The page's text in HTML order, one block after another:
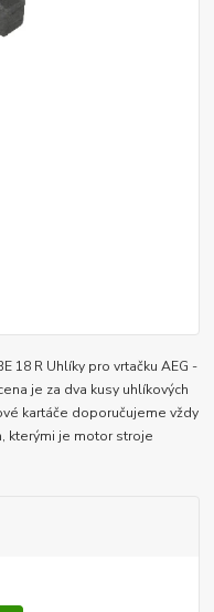
18 R Uhlíky pro vrtačku AEG -
je za dva kusy uhlíkových
kartáče doporučujeme vždy
kterými je motor stroje